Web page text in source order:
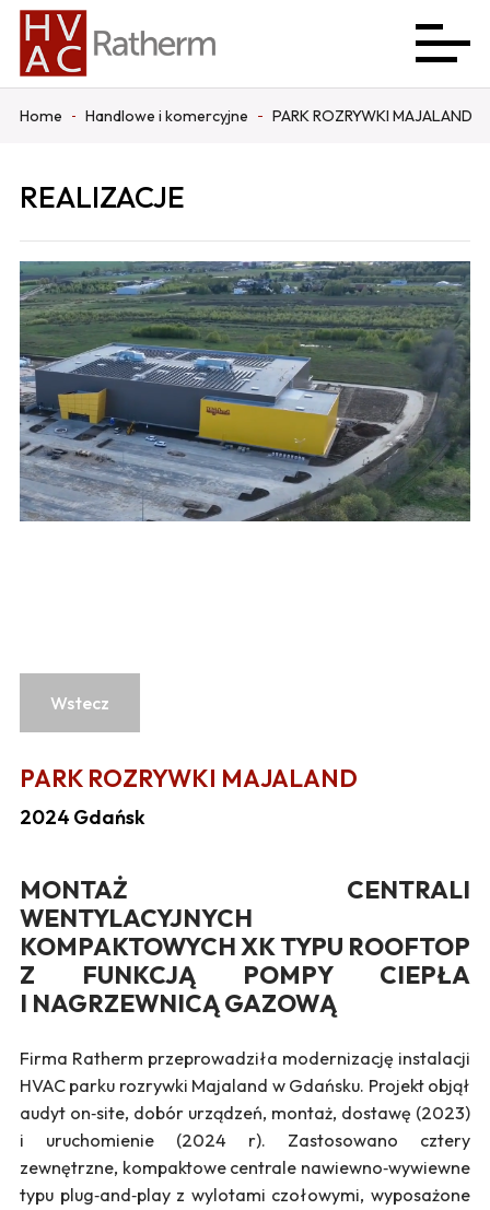
Home Handlowe i komercyjne PARK ROZRYWKI MAJALAND
REALIZACJE
Wstecz
PARK ROZRYWKI MAJALAND
2024 Gdańsk
MONTAŻ CENTRALI
WENTYLACYJNYCH
KOMPAKTOWYCH XK TYPU ROOFTOP
Z FUNKCJĄ POMPY CIEPŁA
I NAGRZEWNICĄ GAZOWĄ
Firma Ratherm przeprowadziła modernizację instalacji
HVAC parku rozrywki Majaland w Gdańsku. Projekt objął
audyt on‑site, dobór urządzeń, montaż, dostawę (2023)
i uruchomienie (2024 r). Zastosowano cztery
zewnętrzne, kompaktowe centrale nawiewno‑wywiewne
typu plug‑and‑play z wylotami czołowymi, wyposażone